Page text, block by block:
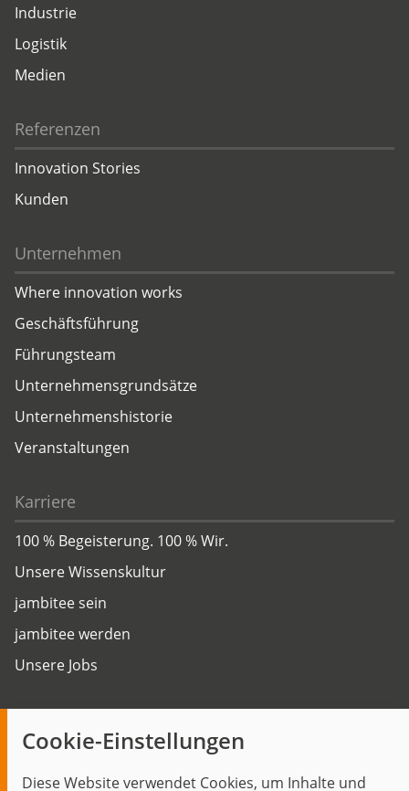
Cookie-Einstellungen
Diese Website verwendet Cookies, um Inhalte und
Industrie
Logistik
Medien
Referenzen
Innovation Stories
Kunden
Unternehmen
Where innovation works
Geschäftsführung
Führungsteam
Unternehmensgrundsätze
Unternehmenshistorie
Veranstaltungen
Karriere
100 % Begeisterung. 100 % Wir.
Unsere Wissenskultur
jambitee sein
jambitee werden
Unsere Jobs